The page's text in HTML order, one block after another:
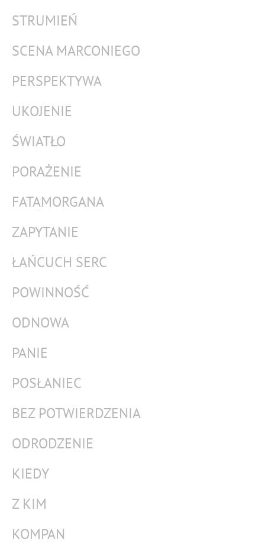
STRUMIEŃ
SCENA MARCONIEGO
PERSPEKTYWA
UKOJENIE
ŚWIATŁO
PORAŻENIE
FATAMORGANA
ZAPYTANIE
ŁAŃCUCH SERC
POWINNOŚĆ
ODNOWA
PANIE
POSŁANIEC
BEZ POTWIERDZENIA
ODRODZENIE
KIEDY
Z KIM
KOMPAN